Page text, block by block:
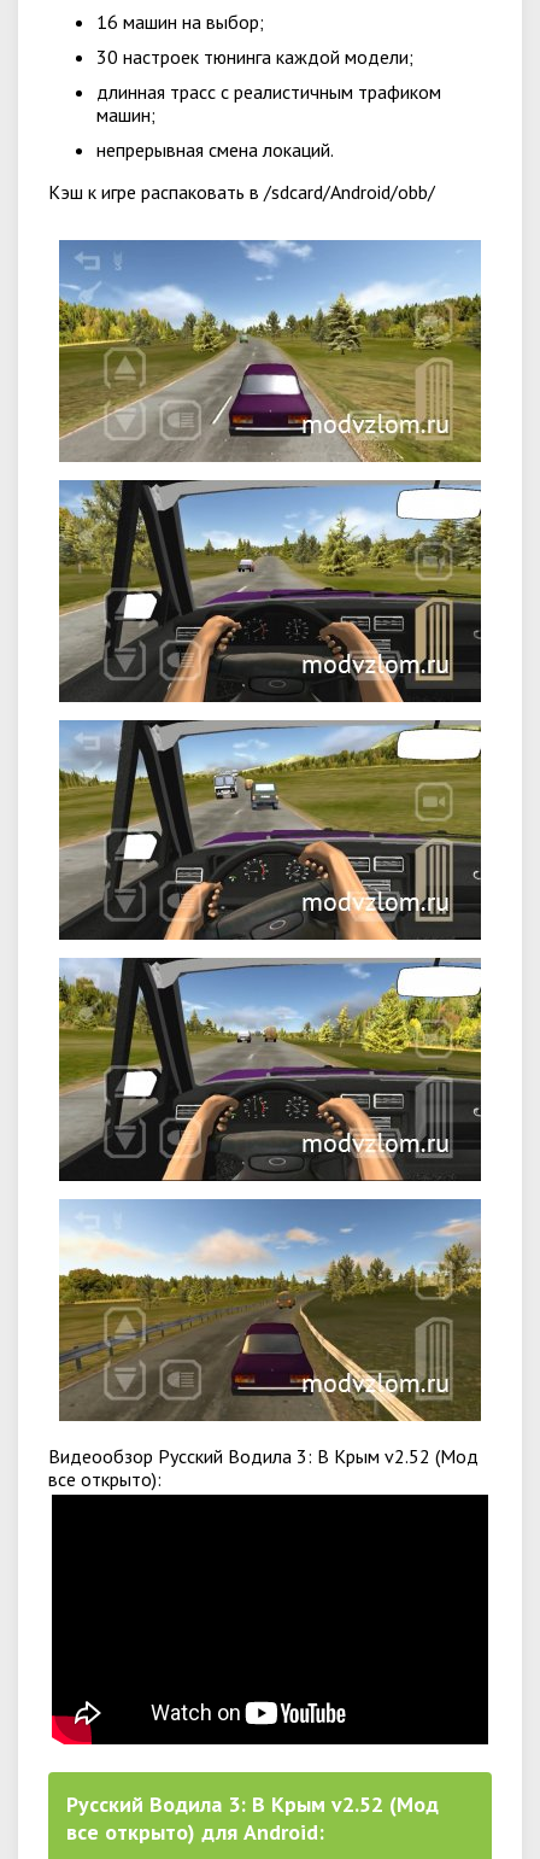
16 машин на выбор;
30 настроек тюнинга каждой модели;
длинная трасс с реалистичным трафиком
машин;
непрерывная смена локаций.
Кэш к игре распаковать в /sdcard/Android/obb/
Видеообзор Русский Водила 3: В Крым v2.52 (Мод
все открыто):
Русский Водила 3: В Крым v2.52 (Мод
все открыто) для Android: